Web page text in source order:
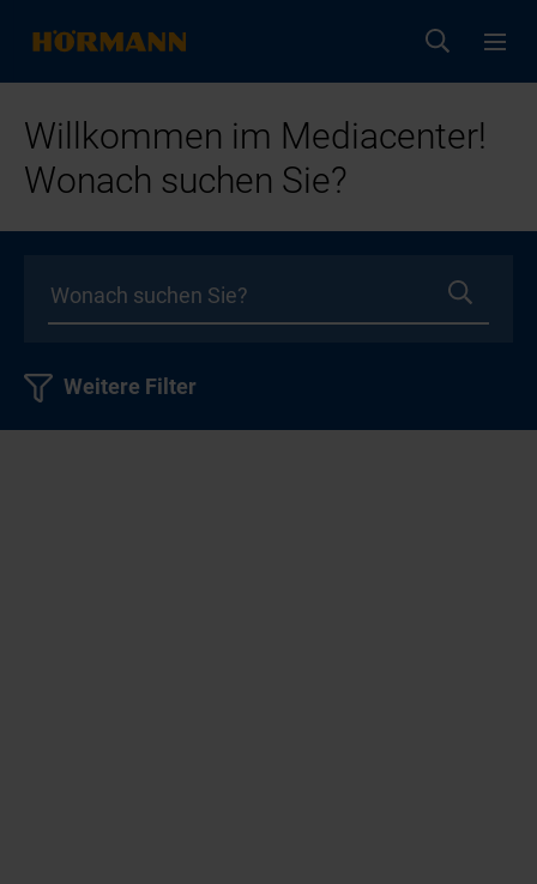
Willkommen im Mediacenter!
Wonach suchen Sie?
Weitere Filter